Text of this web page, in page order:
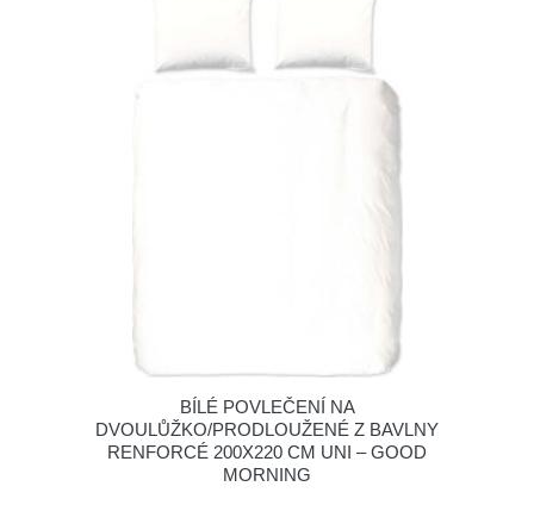
BÍLÉ POVLEČENÍ NA
DVOULŮŽKO/PRODLOUŽENÉ Z BAVLNY
RENFORCÉ 200X220 CM UNI – GOOD
MORNING